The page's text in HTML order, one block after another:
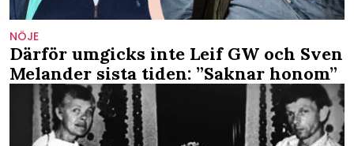
NÖJE
Därför umgicks inte Leif GW och Sven
Melander sista tiden: ”Saknar honom”